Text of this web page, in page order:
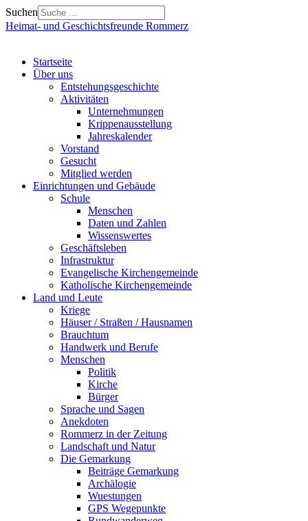
Suchen
Heimat- und Geschichtsfreunde Rommerz
Startseite
Über uns
Entstehungsgeschichte
Aktivitäten
Unternehmungen
Krippenausstellung
Jahreskalender
Vorstand
Gesucht
Mitglied werden
Einrichtungen und Gebäude
Schule
Menschen
Daten und Zahlen
Wissenswertes
Geschäftsleben
Infrastruktur
Evangelische Kirchengemeinde
Katholische Kirchengemeinde
Land und Leute
Kriege
Häuser / Straßen / Hausnamen
Brauchtum
Handwerk und Berufe
Menschen
Politik
Kirche
Bürger
Sprache und Sagen
Anekdoten
Rommerz in der Zeitung
Landschaft und Natur
Die Gemarkung
Beiträge Gemarkung
Archälogie
Wuestungen
GPS Wegepunkte